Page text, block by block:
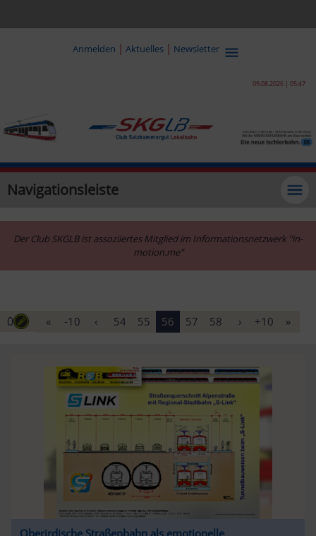
Anmelden | Aktuelles | Newsletter
09.08.2026 | 05:47
Navigationsleiste
Der Club SKGLB ist assoziiertes Mitglied im Informationsnetzwerk "in-
motion.me"
0 « -10 ‹ 54 55 56 57 58 › +10 »
Oberirdische Straßenbahn als emotionelle